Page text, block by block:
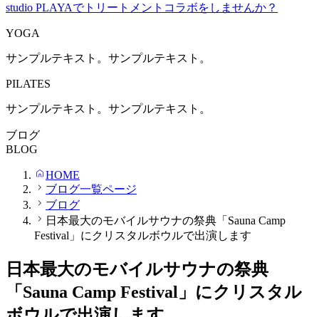
studio PLAYAでトリートメントコラボをしませんか？
YOGA
サンプルテキスト。サンプルテキスト。
PILATES
サンプルテキスト。サンプルテキスト。
ブログ
BLOG
HOME
ブログ一覧ページ
ブログ
日本最大のモバイルサウナの祭典「Sauna Camp
Festival」にクリスタルボウルで出演します
日本最大のモバイルサウナの祭典
「Sauna Camp Festival」にクリスタル